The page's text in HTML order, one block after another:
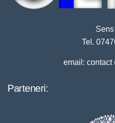
Tel.
email: contact
Parteneri: